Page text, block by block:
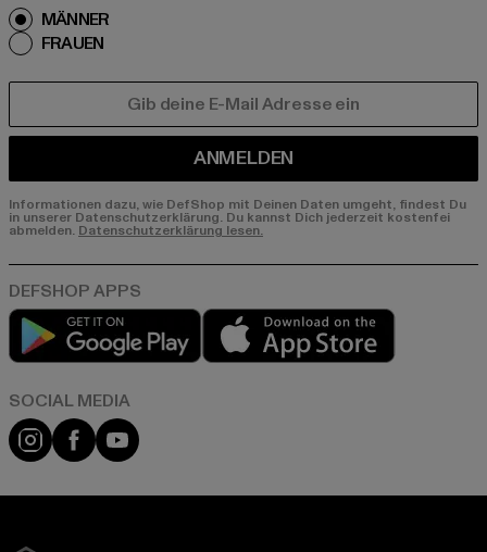
MÄNNER
FRAUEN
ANMELDEN
Informationen dazu, wie DefShop mit Deinen Daten umgeht, findest Du
in unserer Datenschutzerklärung. Du kannst Dich jederzeit kostenfei
abmelden. Datenschutzerklärung lesen.
Play market
Instagram
FacebookYouTube